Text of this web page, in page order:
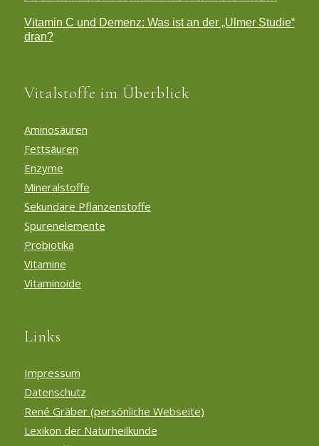
Vitamin C und Demenz: Was ist an der „Ulmer Studie“
dran?
Vitalstoffe im Überblick
Aminosäuren
Fettsäuren
Enzyme
Mineralstoffe
Sekundäre Pflanzenstoffe
Spurenelemente
Probiotika
Vitamine
Vitaminoide
Links
Impressum
Datenschutz
René Gräber (persönliche Webseite)
Lexikon der Naturheilkunde